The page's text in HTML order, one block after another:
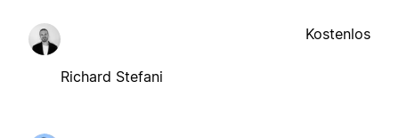
Richard Stefani
Kostenlos